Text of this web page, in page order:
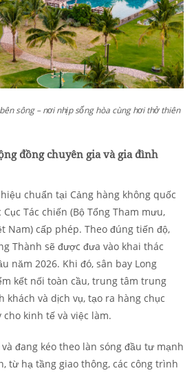
sông – nơi nhịp sống hòa cùng hơi thở thiên
đồng chuyên gia và gia đình
chuẩn tại Cảng hàng không quốc
Tác chiến (Bộ Tổng Tham mưu,
Nam) cấp phép. Theo đúng tiến độ,
Thành sẽ được đưa vào khai thác
năm 2026. Khi đó, sân bay Long
kết nối toàn cầu, trung tâm trung
khách và dịch vụ, tạo ra hàng chục
cho kinh tế và việc làm.
đang kéo theo làn sóng đầu tư mạnh
từ hạ tầng giao thông, các công trình